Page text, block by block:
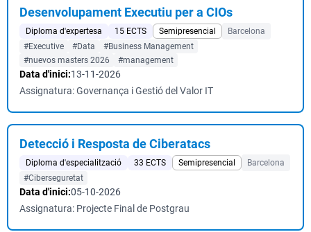
Desenvolupament Executiu per a CIOs
Diploma d'expertesa 15 ECTS Semipresencial
Barcelona
#Executive
#Data
#Business Management
#nuevos masters 2026
#management
Data d'inici:13-11-2026
Assignatura: Governança i Gestió del Valor IT
Detecció i Resposta de Ciberatacs
Diploma d'especialització 33 ECTS Semipresencial
Barcelona
#Ciberseguretat
Data d'inici:05-10-2026
Assignatura: Projecte Final de Postgrau